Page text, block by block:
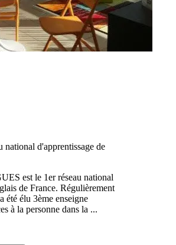
national d'apprentissage de
est le 1er réseau national
de France. Régulièrement
été élu 3ème enseigne
à la personne dans la ...